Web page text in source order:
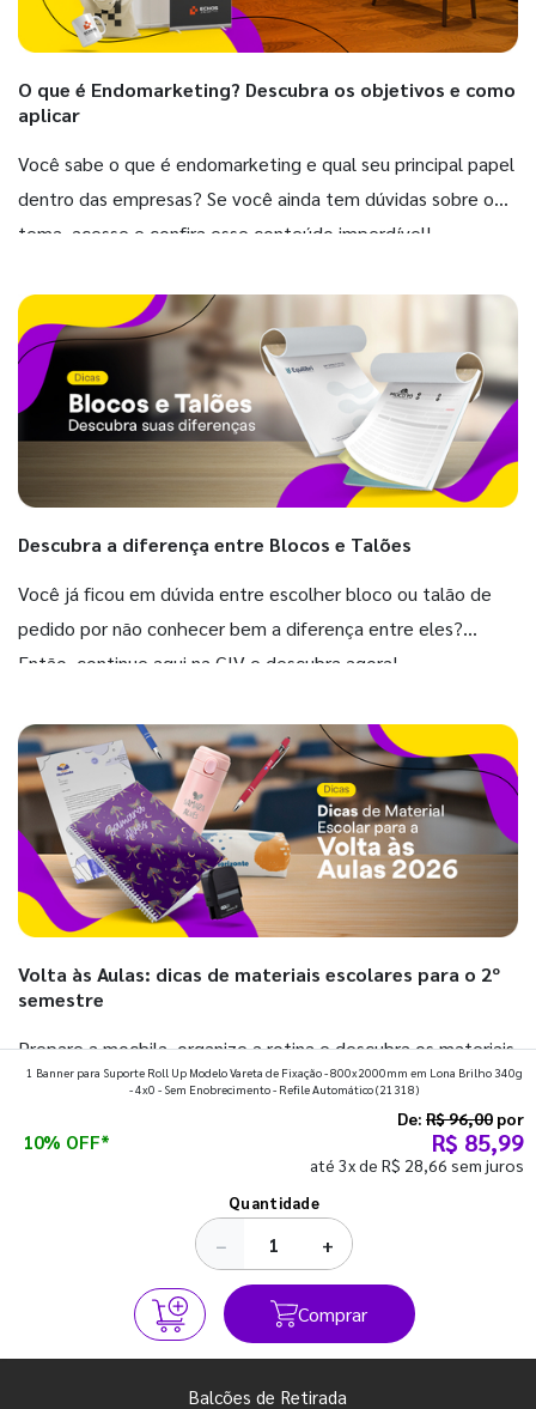
O que é Endomarketing? Descubra os objetivos e como
aplicar
Você sabe o que é endomarketing e qual seu principal papel
dentro das empresas? Se você ainda tem dúvidas sobre o
tema, acesse e confira esse conteúdo imperdível!
Descubra a diferença entre Blocos e Talões
Você já ficou em dúvida entre escolher bloco ou talão de
pedido por não conhecer bem a diferença entre eles?
Então, continue aqui na GIV e descubra agora!
Volta às Aulas: dicas de materiais escolares para o 2º
semestre
Prepare a mochila, organize a rotina e descubra os materiais
que fazem toda diferença para começar o segundo
1 Banner para Suporte Roll Up Modelo Vareta de Fixação - 800x2000mm em Lona Brilho 340g
- 4x0 - Sem Enobrecimento - Refile Automático(21318)
10% OFF*
De: R$ 96,00 por
R$ 85,99
até 3x de R$ 28,66 sem juros
Quantidade
− +
Comprar
Balcões de Retirada